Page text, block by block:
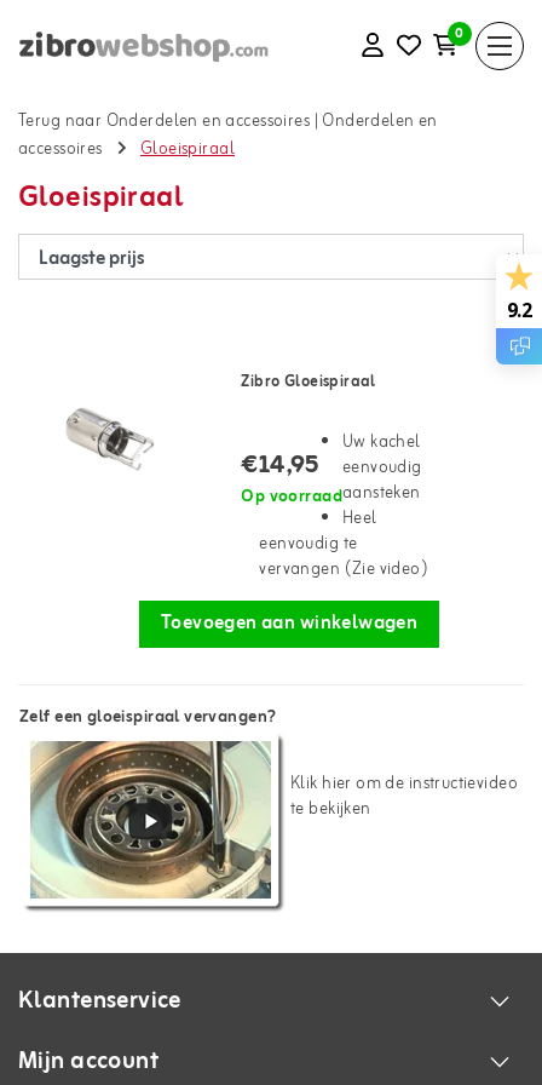
0
Terug naar Onderdelen en accessoires | Onderdelen en
accessoires
Gloeispiraal
Gloeispiraal
Zibro Gloeispiraal
€14,95
Op voorraad
Uw kachel
eenvoudig
aansteken
Heel
eenvoudig te
vervangen (Zie video)
Toevoegen aan winkelwagen
Zelf een gloeispiraal vervangen?
Klik hier om de instructievideo
te bekijken
Klantenservice
Mijn account
9.2